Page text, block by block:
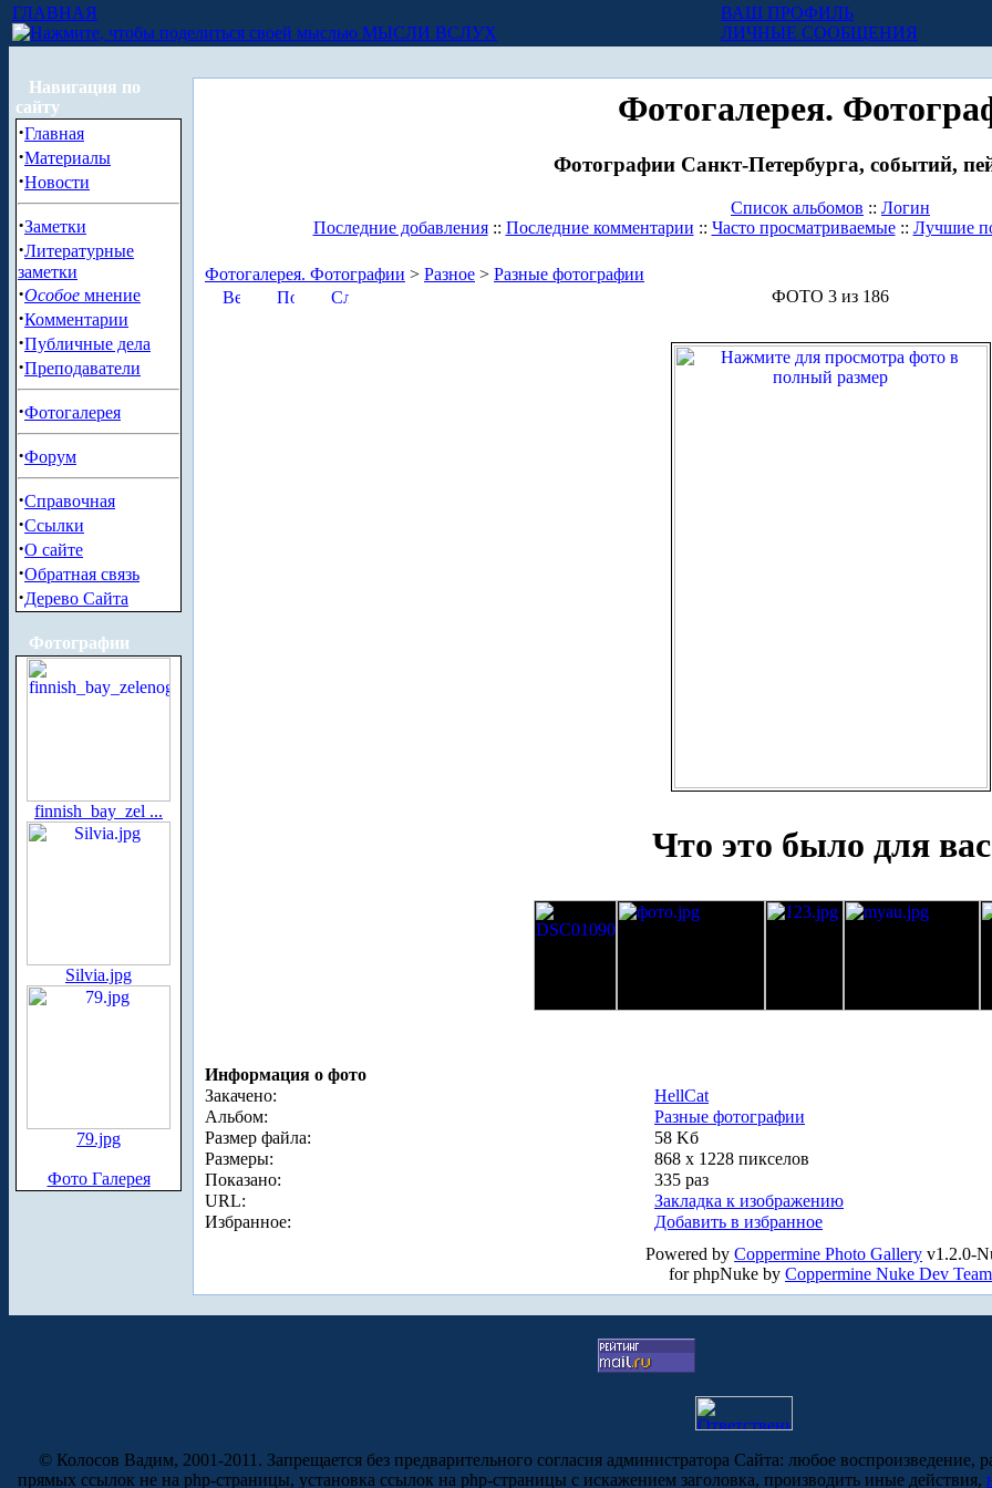
ГЛАВНАЯ
МЫСЛИ ВСЛУХ
ВАШ ПРОФИЛЬ
ЛИЧНЫЕ СООБЩЕНИЯ
Навигация по
сайту
·Главная
·Материалы
·Новости
·Заметки
·Литературные
заметки
·Особое мнение
·Комментарии
·Публичные дела
·Преподаватели
·Фотогалерея
·Форум
·Справочная
·Ссылки
·О сайте
·Обратная связь
·Дерево Сайта
Фотографии
finnish_bay_zel ...
Silvia.jpg
79.jpg
Фото Галерея
Фотогалерея.
Фотографии Санкт-Петербурга, событий,
Список альбомов :: Логин
Последние добавления:: Последние комментарии :: Часто просматриваемые:: Лучшие
Фотогалерея. Фотографии > Разное > Разные фотографии
ФОТО 3 из 186
Что это было для
Информация о фото
Закачено:
HellCat
Альбом:
Разные фотографии
Размер файла:
58 Kб
Размеры:
868 x 1228 пикселов
Показано:
335 раз
URL:
Закладка к изображению
Избранное:
Добавить в избранное
Powered by Coppermine Photo Gallery v1.2.0-
for phpNuke by Coppermine Nuke Dev Team
© Колосов Вадим, 2001-2011. Запрещается без предварительного согласия администратора Сайта: любое воспроизведение,
прямых ссылок не на php-страницы, установка ссылок на php-страницы с искажением заголовка, производить иные действия,